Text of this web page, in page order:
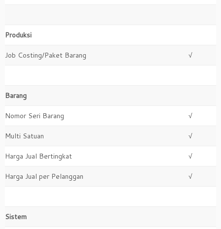
Produksi
Job Costing/Paket Barang √
Barang
Nomor Seri Barang √
Multi Satuan √
Harga Jual Bertingkat √
Harga Jual per Pelanggan √
Sistem